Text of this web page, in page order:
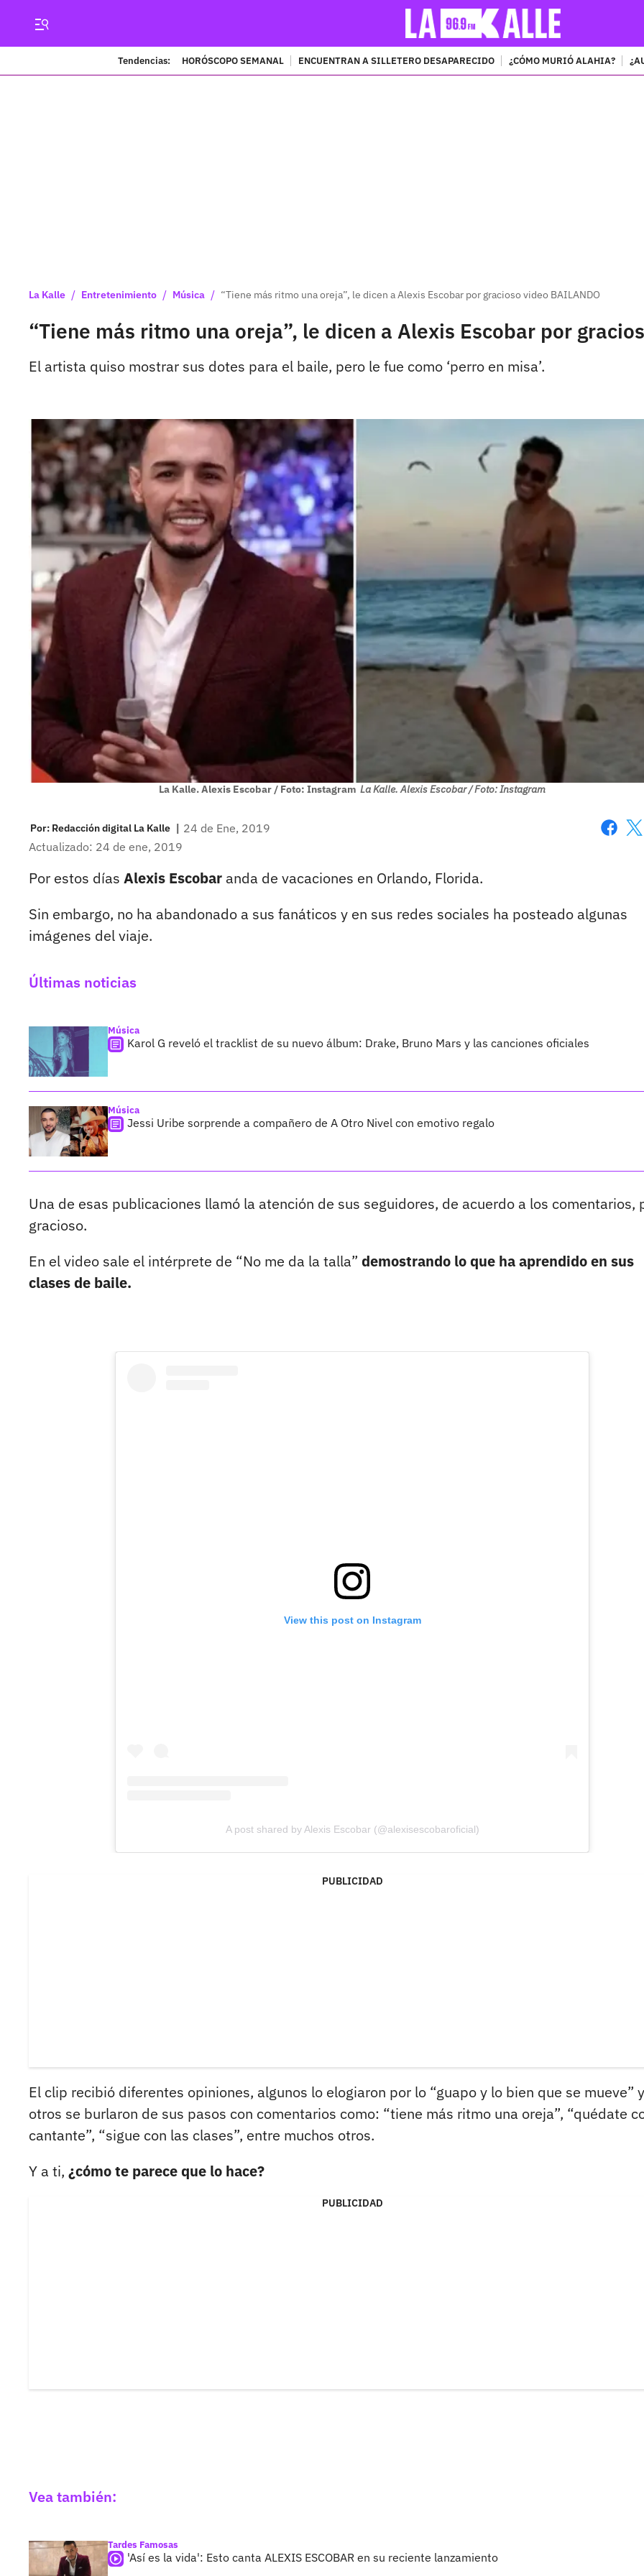
Tendencias: HORÓSCOPO SEMANAL ENCUENTRAN A SILLETERO DESAPARECIDO ¿CÓMO MURIÓ ALAHIA?
La Kalle / Entretenimiento / Música / “Tiene más ritmo una oreja”, le dicen a Alexis Escobar por gracioso video BAILANDO
“Tiene más ritmo una oreja”, le dicen a Alexis Escobar por
El artista quiso mostrar sus dotes para el baile, pero le fue como ‘perro en misa’.
La Kalle. Alexis Escobar / Foto: Instagram La Kalle. Alexis Escobar / Foto: Instagram
Por: Redacción digital La Kalle | 24 de Ene, 2019
Actualizado: 24 de ene, 2019
Por estos días Alexis Escobar anda de vacaciones en Orlando, Florida.
Sin embargo, no ha abandonado a sus fanáticos y en sus redes sociales ha posteado algunas
imágenes del viaje.
Últimas noticias
Música
Karol G reveló el tracklist de su nuevo álbum: Drake, Bruno Mars y las canciones oficiales
Música
Jessi Uribe sorprende a compañero de A Otro Nivel con emotivo regalo
Una de esas publicaciones llamó la atención de sus seguidores, de acuerdo a los comentarios,
gracioso.
En el video sale el intérprete de “No me da la talla” demostrando lo que ha aprendido en sus
clases de baile.
View this post on Instagram
A post shared by Alexis Escobar (@alexisescobaroficial)
PUBLICIDAD
El clip recibió diferentes opiniones, algunos lo elogiaron por lo “guapo y lo bien que se mueve” y
otros se burlaron de sus pasos con comentarios como: “tiene más ritmo una oreja”, “quédate
cantante”, “sigue con las clases”, entre muchos otros.
Y a ti, ¿cómo te parece que lo hace?
PUBLICIDAD
Vea también:
Tardes Famosas
'Así es la vida': Esto canta ALEXIS ESCOBAR en su reciente lanzamiento